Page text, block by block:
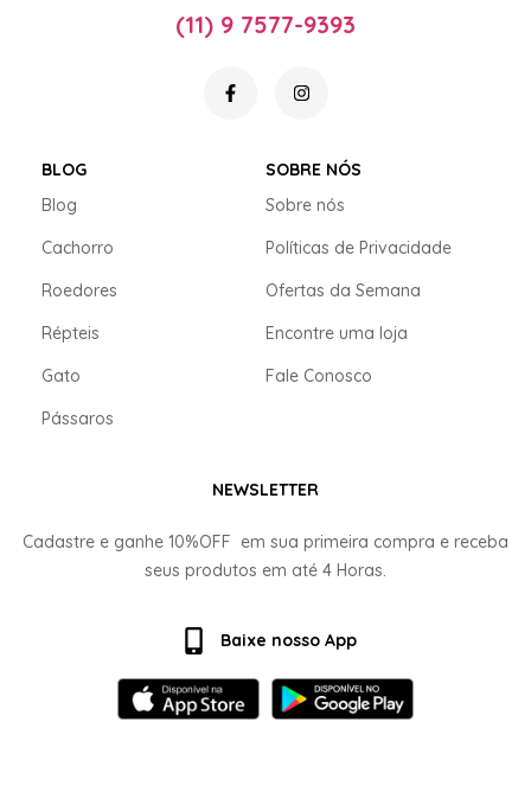
(11) 9 7577-9393
BLOG
Blog
Cachorro
Roedores
Répteis
Gato
Pássaros
SOBRE NÓS
Sobre nós
Políticas de Privacidade
Ofertas da Semana
Encontre uma loja
Fale Conosco
NEWSLETTER
Cadastre e ganhe 10%OFF em sua primeira compra e receba
seus produtos em até 4 Horas.
Baixe nosso App